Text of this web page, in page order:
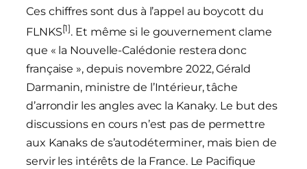
Ces chiffres sont dus à l’appel au boycott du
FLNKS[1]. Et même si le gouvernement clame
que « la Nouvelle-Calédonie restera donc
française », depuis novembre 2022, Gérald
Darmanin, ministre de l’Intérieur, tâche
d’arrondir les angles avec la Kanaky. Le but des
discussions en cours n’est pas de permettre
aux Kanaks de s’autodéterminer, mais bien de
servir les intérêts de la France. Le Pacifique